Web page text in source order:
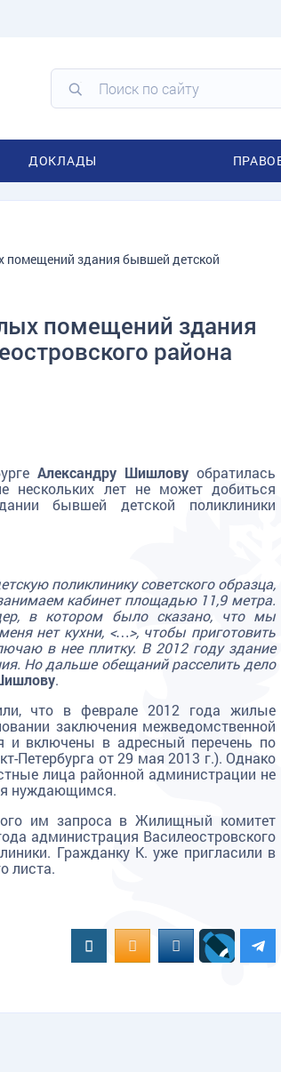
ДОКЛАДЫ
помещений здания бывшей детской
помещений здания
района
Александру Шишлову обратилась
нескольких лет не может добиться
бывшей детской поликлиники
поликлинику советского образца,
кабинет площадью 11,9 метра.
в котором было сказано, что мы
нет кухни, <…>, чтобы приготовить
в нее плитку. В 2012 году здание
Но дальше обещаний расселить дело
.
что в феврале 2012 года жилые
заключения межведомственной
и включены в адресный перечень по
Петербурга от 29 мая 2013 г.). Однако
лица районной администрации не
нуждающимся.
им запроса в Жилищный комитет
администрация Василеостровского
Гражданку К. уже пригласили в
листа.
ВконтактеOK.RUMAIL.RU